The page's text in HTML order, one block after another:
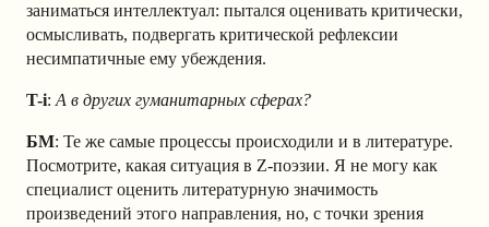
заниматься интеллектуал: пытался оценивать критически,
осмысливать, подвергать критической рефлексии
несимпатичные ему убеждения.
T-i: А в других гуманитарных сферах?
БМ: Те же самые процессы происходили и в литературе.
Посмотрите, какая ситуация в Z-поэзии. Я не могу как
специалист оценить литературную значимость
произведений этого направления, но, с точки зрения